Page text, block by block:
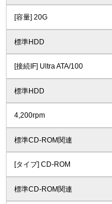
[容量] 20G
標準HDD
[接続IF] Ultra ATA/100
標準HDD
4,200rpm
標準CD-ROM関連
[タイプ] CD-ROM
標準CD-ROM関連